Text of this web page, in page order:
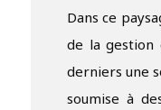
Dans ce
de la gestion
derniers une
soumise à